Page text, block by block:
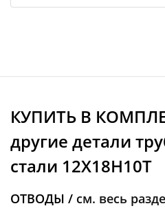
КУПИТЬ В
другие детали
стали 12Х18Н10Т
ОТВОДЫ / см. весь